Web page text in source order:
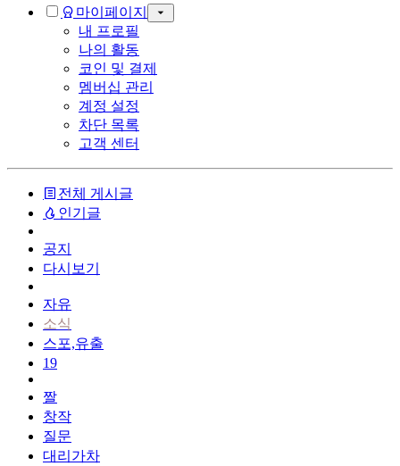
마이페이지
내 프로필
나의 활동
코인 및 결제
멤버십 관리
계정 설정
차단 목록
고객 센터
전체 게시글
인기글
공지
다시보기
자유
소식
스포,유출
19
짤
창작
질문
대리가차